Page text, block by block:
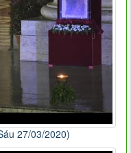
27/03/2020)